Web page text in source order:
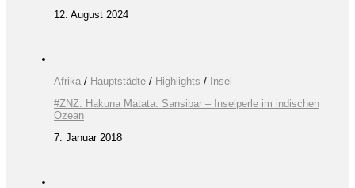
12. August 2024
Afrika / Hauptstädte / Highlights / Insel
#ZNZ: Hakuna Matata: Sansibar – Inselperle im indischen
Ozean
7. Januar 2018